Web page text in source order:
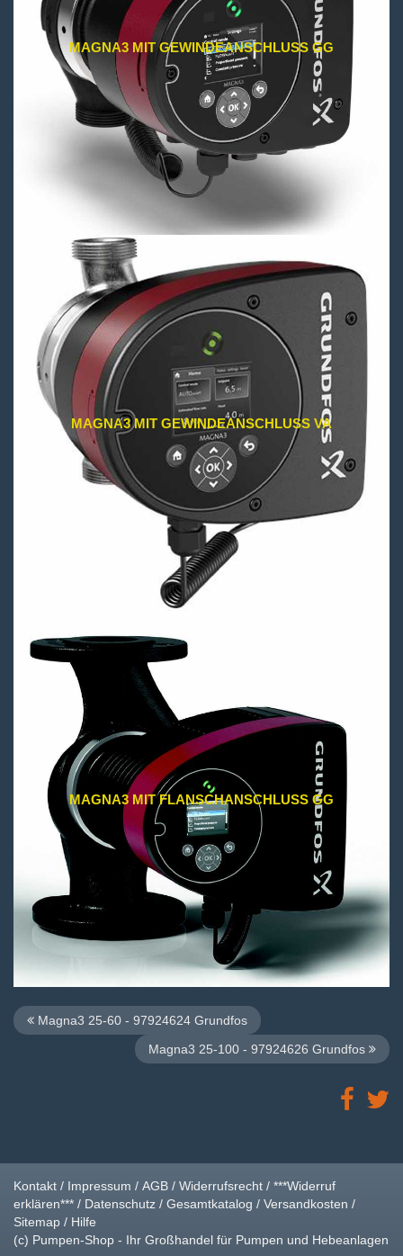
MAGNA3 MIT GEWINDEANSCHLUSS GG
MAGNA3 MIT GEWINDEANSCHLUSS VA
MAGNA3 MIT FLANSCHANSCHLUSS GG
Magna3 25-60 - 97924624 Grundfos
Magna3 25-100 - 97924626 Grundfos
Kontakt / Impressum / AGB / Widerrufsrecht / ***Widerruf
erklären*** / Datenschutz / Gesamtkatalog / Versandkosten /
Sitemap / Hilfe
(c) Pumpen-Shop - Ihr Großhandel für Pumpen und Hebeanlagen